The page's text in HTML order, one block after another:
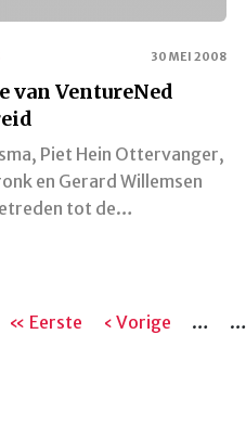
30 MEI 2008
van VentureNed
Piet Hein Ottervanger,
en Gerard Willemsen
tot de…
Eerste
« Eerste
Vorige
‹ Vorige … …